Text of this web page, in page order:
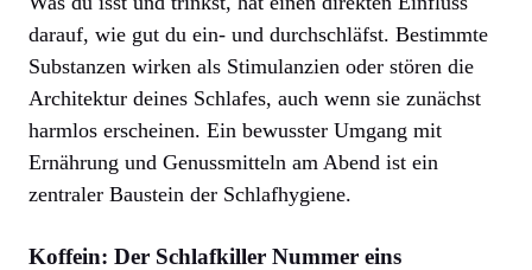
darauf, wie gut du ein- und durchschläfst. Bestimmte
Substanzen wirken als Stimulanzien oder stören die
Architektur deines Schlafes, auch wenn sie zunächst
harmlos erscheinen. Ein bewusster Umgang mit
Ernährung und Genussmitteln am Abend ist ein
zentraler Baustein der Schlafhygiene.
Koffein: Der Schlafkiller Nummer eins